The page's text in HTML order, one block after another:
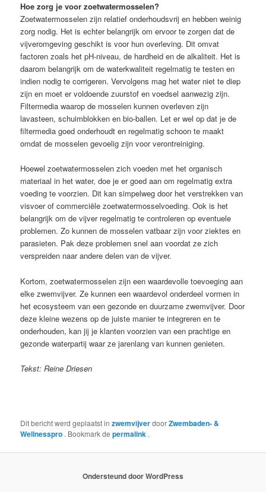
Hoe zorg je voor zoetwatermosselen?
Zoetwatermosselen zijn relatief onderhoudsvrij en hebben weinig
zorg nodig. Het is echter belangrijk om ervoor te zorgen dat de
vijveromgeving geschikt is voor hun overleving. Dit omvat
factoren zoals het pH-niveau, de hardheid en de alkaliteit. Het is
daarom belangrijk om de waterkwaliteit regelmatig te testen en
indien nodig te corrigeren. Vervolgens mag het water niet te diep
zijn en moet er voldoende zuurstof en voedsel aanwezig zijn.
Filtermedia waarop de mosselen kunnen overleven zijn
lavasteen, schuimblokken en bio-ballen. Let er wel op dat je de
filtermedia goed onderhoudt en regelmatig schoon te maakt
omdat de mosselen gevoelig zijn voor verontreiniging.
Hoewel zoetwatermosselen zich voeden met het organisch
materiaal in het water, doe je er goed aan om regelmatig extra
voeding te voorzien. Dit kan simpelweg door het verstrekken van
visvoer of commerciële zoetwatermosselvoeding. Ook is het
belangrijk om de vijver regelmatig te controleren op eventuele
problemen. Zo kunnen de mosselen vatbaar zijn voor ziektes en
parasieten. Pak deze problemen snel aan voordat ze zich
verspreiden naar andere delen van de vijver.
Kortom, zoetwatermosselen zijn een waardevolle toevoeging aan
elke zwemvijver. Ze kunnen een waardevol onderdeel vormen in
het ecosysteem van een gezonde en duurzame zwemvijver. Door
deze kleine wezens op de juiste manier te integreren en te
onderhouden, kan jij je klanten voorzien van een prachtige en
gezonde waterpartij waar ze jarenlang van kunnen genieten.
Tekst: Reine Driesen
Dit bericht werd geplaatst inzwemvijverdoorZwembaden- &
Wellnesspro . Bookmark depermalink .
Ondersteund door WordPress